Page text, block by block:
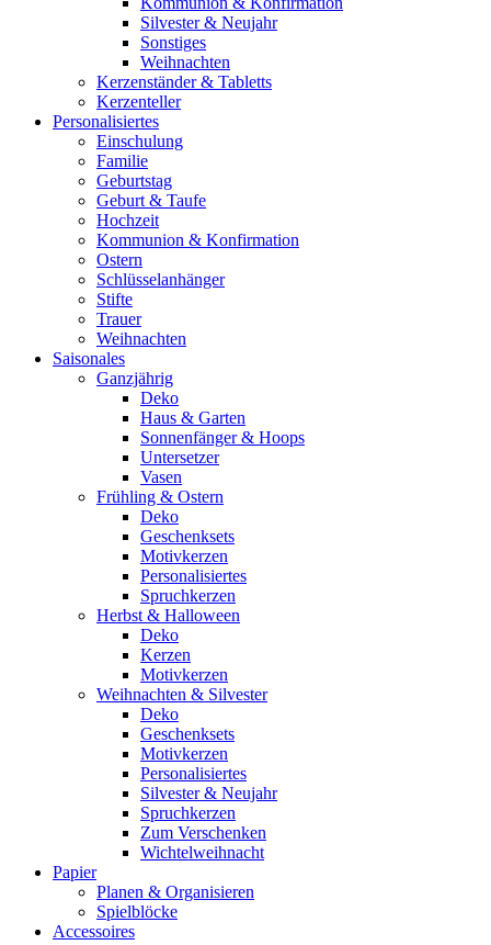
Silvester & Neujahr
Sonstiges
Weihnachten
Kerzenständer & Tabletts
Kerzenteller
Personalisiertes
Einschulung
Familie
Geburtstag
Geburt & Taufe
Hochzeit
Kommunion & Konfirmation
Ostern
Schlüsselanhänger
Stifte
Trauer
Weihnachten
Saisonales
Ganzjährig
Deko
Haus & Garten
Sonnenfänger & Hoops
Untersetzer
Vasen
Frühling & Ostern
Deko
Geschenksets
Motivkerzen
Personalisiertes
Spruchkerzen
Herbst & Halloween
Deko
Kerzen
Motivkerzen
Weihnachten & Silvester
Deko
Geschenksets
Motivkerzen
Personalisiertes
Silvester & Neujahr
Spruchkerzen
Zum Verschenken
Wichtelweihnacht
Papier
Planen & Organisieren
Spielblöcke
Accessoires